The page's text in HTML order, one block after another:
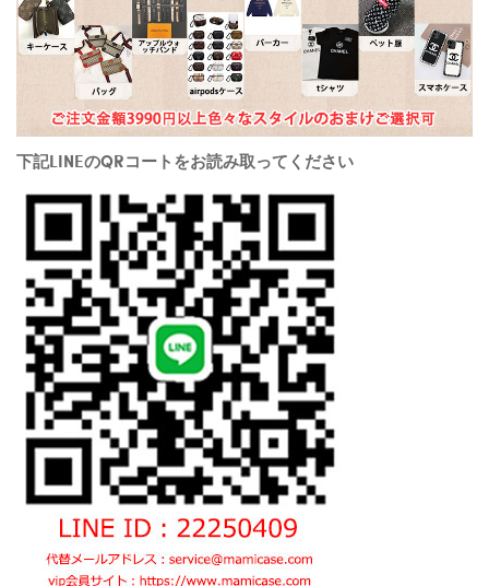
下記LINEのQRコートをお読み取ってください